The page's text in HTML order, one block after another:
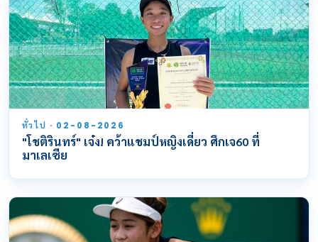
ทั่วไป · 02-08-2026
"โชติรินทร์" เจ๋ง! คว้าแชมป์หญิงเดี่ยว ศึกเจ60 ที่
มาเลเซีย